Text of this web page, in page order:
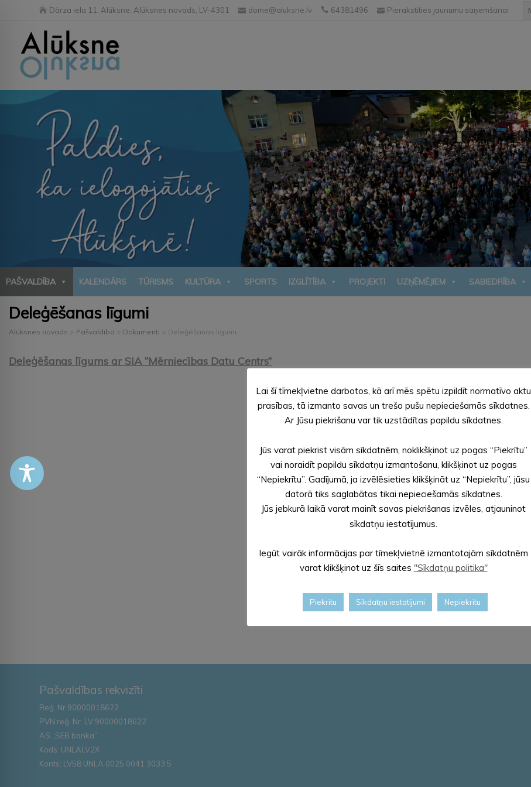
Dārza iela 11, Alūksne, Alūksnes novads, LV-4301 dome@aluksne.lv 64381496 Pierakstīties jaunumu saņemšanai
PAŠVALDĪBA KALENDĀRS TŪRISMS KULTŪRA SPORTS IZGLĪTĪBA PROJEKTI UZŅĒMĒJIEM SABIEDRĪBA
Deleģēšanas līgumi
Alūksnes novads > Pašvaldība > Dokumenti > Deleģēšanas līgumi
Deleģēšanas līgums ar SIA “Mērniecības Datu Centrs”
Pašvaldības rekvizīti
Reģ. Nr.90000018622
PVN reģ. Nr. LV 90000018622
AS „SEB banka”
Kods: UNLALV2X
Konts: LV58 UNLA 0025 0041 3033 5
Lai šī tīmekļvietne darbotos, kā arī mēs spētu izpildīt normatīvo aktu
prasības, tā izmanto savas un trešo pušu nepieciešamās sīkdatnes.
Ar Jūsu piekrišanu var tik uzstādītas papildu sīkdatnes.
Jūs varat piekrist visām sīkdatnēm, noklikšķinot uz pogas “Piekrītu”
vai noraidīt papildu sīkdatņu izmantošanu, klikšķinot uz pogas
“Nepiekrītu”. Gadījumā, ja izvēlēsieties klikšķināt uz “Nepiekrītu”, jūsu
datorā tiks saglabātas tikai nepieciešamās sīkdatnes.
Jūs jebkurā laikā varat mainīt savas piekrišanas izvēles, atjauninot
sīkdatņu iestatījumus.
Iegūt vairāk informācijas par tīmekļvietnē izmantotajām sīkdatnēm
varat klikšķinot uz šīs saites "Sīkdatņu politika"
Piekrītu Sīkdatņu iestatījumi Nepiekrītu